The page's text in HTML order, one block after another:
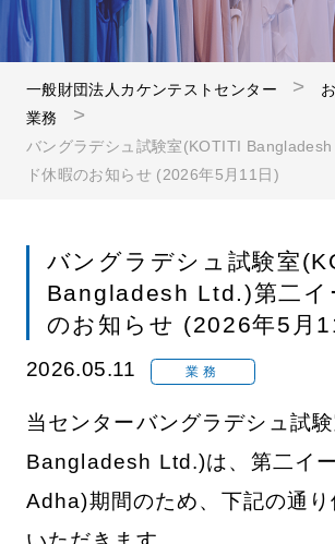
一般財団法人カケンテストセンター
業務
バングラデシュ試験室(KOTITI
ド休暇のお知らせ (2026年5月11日)
バングラデシュ試験室
Bangladesh Ltd.)第二イ
のお知らせ (2026年5月
2026.05.11 業務
当センターバングラデシュ試
Bangladesh Ltd.)は、第二イ
Adha)期間のため、下記の通り